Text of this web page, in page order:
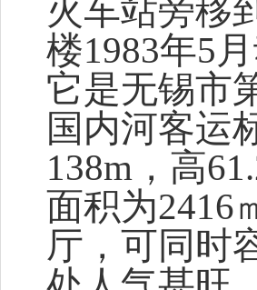
火车站旁移
楼1983年5
它是无锡市
国内河客运
138m，高
面积为2416
厅，可同时